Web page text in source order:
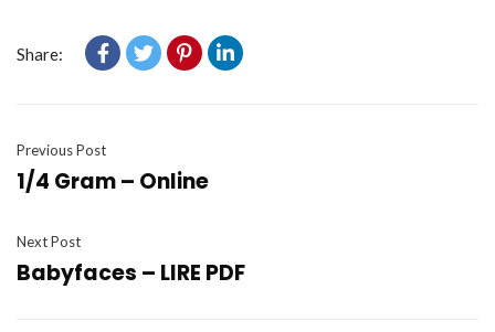
Share:
Previous Post
1/4 Gram – Online
Next Post
Babyfaces – LIRE PDF